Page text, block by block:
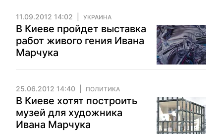
11.09.2012 14:02 УКРАИНА
В Киеве пройдет выставка
работ живого гения Ивана
Марчука
25.06.2012 14:40 ПОЛИТИКА
В Киеве хотят построить
музей для художника
Ивана Марчука